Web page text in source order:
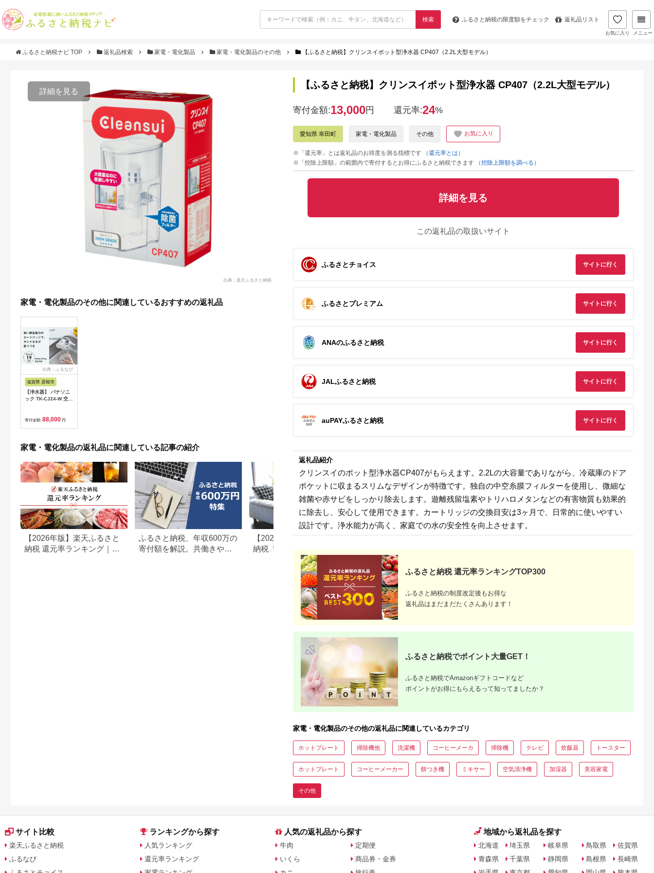
検索 ふるさと納税の限度額をチェック 返礼品リスト
お気に入り メニュー
ふるさと納税ナビ TOP 返礼品検索 家電・電化製品 家電・電化製品のその他 【ふるさと納税】クリンスイポット型浄水器 CP407（2.2L大型モデル）
詳細を見る
出典：楽天ふるさと納税
家電・電化製品のその他に関連しているおすすめの返礼品
出典：ふるなび
滋賀県 彦根市
【浄水器】 パナソニ
ック TK-CJ24-W 交換
寄付金額: 88,000 円
家電・電化製品の返礼品に関連している記事の紹介
【2026年版】楽天ふるさと
納税 還元率ランキング｜高
ふるさと納税、年収600万の
寄付額を解説。共働きや子
【2026年最新版】ふるさと
納税「食べ物以外」返礼品
の還元率ランキング！
楽天ふるさと納税でこだわ
りの家電探し。おすすめラ
ンキングまとめ
【ふるさと納税】クリンスイポット型浄水器 CP407（2.2L大型モデル）
寄付金額:13,000円 還元率:24%
愛知県 幸田町 家電・電化製品 その他 お気に入り
※「還元率」とは返礼品のお得度を測る指標です
（還元率とは）
※「控除上限額」の範囲内で寄付するとお得にふるさと納税できます
（控除上限額を調べる）
詳細を見る
この返礼品の取扱いサイト
ふるさとチョイス サイトに行く
ふるさとプレミアム サイトに行く
ANAのふるさと納税 サイトに行く
JALふるさと納税 サイトに行く
auPAYふるさと納税 サイトに行く
返礼品紹介
クリンスイのポット型浄水器CP407がもらえます。2.2Lの大容量でありながら、冷蔵庫のドア
ポケットに収まるスリムなデザインが特徴です。独自の中空糸膜フィルターを使用し、微細な
雑菌や赤サビをしっかり除去します。遊離残留塩素やトリハロメタンなどの有害物質も効果的
に除去し、安心して使用できます。カートリッジの交換目安は3ヶ月で、日常的に使いやすい
設計です。浄水能力が高く、家庭での水の安全性を向上させます。
ふるさと納税 還元率ランキングTOP300
ふるさと納税の制度改定後もお得な
返礼品はまだまだたくさんあります！
ふるさと納税でポイント大量GET！
ふるさと納税でAmazonギフトコードなど
ポイントがお得にもらえるって知ってましたか？
家電・電化製品のその他の返礼品に関連しているカテゴリ
ホットプレート 掃除機他 洗濯機 コーヒーメーカ 掃除機 テレビ 炊飯器 トースター
ホットプレート コーヒーメーカー 餅つき機 ミキサー 空気清浄機 加湿器 美容家電
その他
サイト比較
楽天ふるさと納税
ふるなび
ランキングから探す
人気ランキング
還元率ランキング
人気の返礼品から探す
牛肉
いくら
定期便
商品券・金券
地域から返礼品を探す
北海道
青森県
埼玉県
千葉県
岐阜県
静岡県
鳥取県
島根県
佐賀県
長崎県